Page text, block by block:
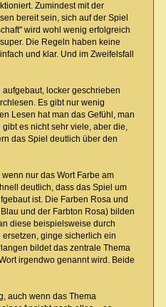
Zumindest mit der
bereit sein, sich auf der Spiel
wird wohl wenig erfolgreich
Die Regeln haben keine
und klar. Und im Zweifelsfall
locker geschrieben
Es gibt nur wenig
Lesen hat man das Gefühl, man
es nicht sehr viele, aber die,
das Spiel deutlich über den
nur das Wort Farbe am
deutlich, dass das Spiel um
ist. Die Farben Rosa und
und der Farbton Rosa) bilden
diese beispielsweise durch
ginge sicherlich ein
bildet das zentrale Thema
irgendwo genannt wird. Beide
auch wenn das Thema